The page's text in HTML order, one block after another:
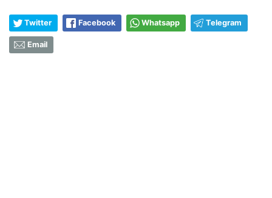
Twitter Facebook Whatsapp Telegram
Email